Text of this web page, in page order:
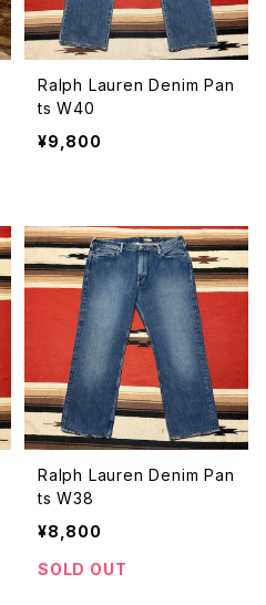
Ralph Lauren Denim Pan
ts W40
¥9,800
Ralph Lauren Denim Pan
ts W38
¥8,800
SOLD OUT